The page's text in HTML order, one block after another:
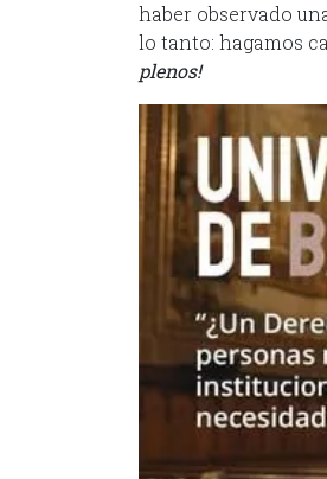
haber observado
lo tanto: hagamos
plenos!